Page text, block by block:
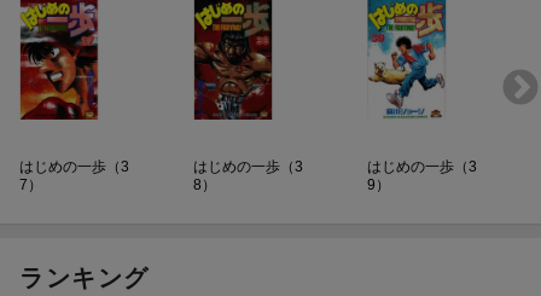
はじめの一歩（3
7）
はじめの一歩（3
8）
はじめの一歩（3
9）
ランキング